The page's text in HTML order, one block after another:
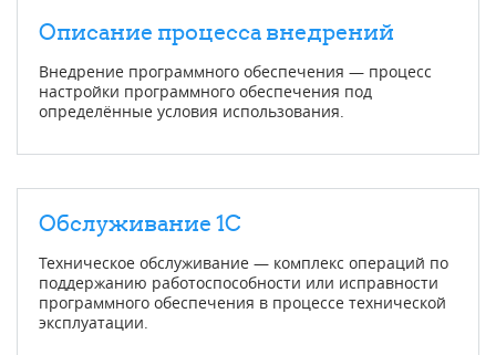
Описание процесса внедрений
Внедрение программного обеспечения — процесс
настройки программного обеспечения под
определённые условия использования.
Обслуживание 1С
Техническое обслуживание — комплекс операций по
поддержанию работоспособности или исправности
программного обеспечения в процессе технической
эксплуатации.